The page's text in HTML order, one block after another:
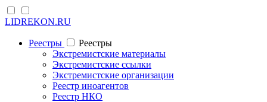
LIDREKON.RU
Реестры
Реестры
Экстремистские материалы
Экстремистские ссылки
Экстремистские организации
Реестр иноагентов
Реестр НКО